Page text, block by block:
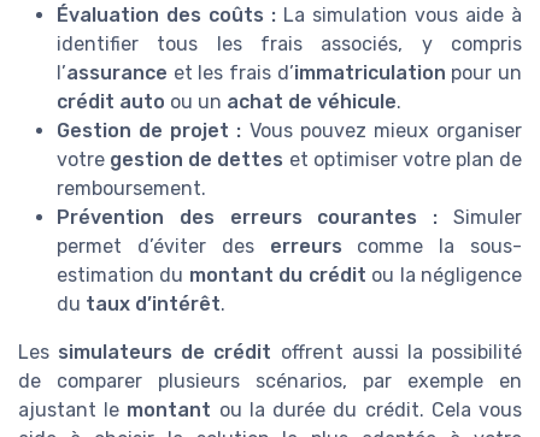
Évaluation des coûts : La simulation vous aide à
identifier tous les frais associés, y compris
l’assurance et les frais d’immatriculation pour un
crédit auto ou un achat de véhicule.
Gestion de projet : Vous pouvez mieux organiser
votre gestion de dettes et optimiser votre plan de
remboursement.
Prévention des erreurs courantes : Simuler
permet d’éviter des erreurs comme la sous-
estimation du montant du crédit ou la négligence
du taux d’intérêt.
Les simulateurs de crédit offrent aussi la possibilité
de comparer plusieurs scénarios, par exemple en
ajustant le montant ou la durée du crédit. Cela vous